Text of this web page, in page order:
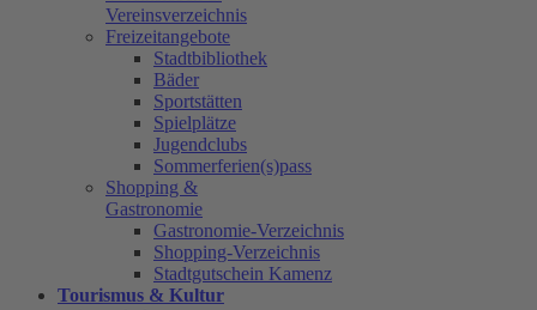
Vereinsverzeichnis
Freizeitangebote
Stadtbibliothek
Bäder
Sportstätten
Spielplätze
Jugendclubs
Sommerferien(s)pass
Shopping &
Gastronomie
Gastronomie-Verzeichnis
Shopping-Verzeichnis
Stadtgutschein Kamenz
Tourismus & Kultur